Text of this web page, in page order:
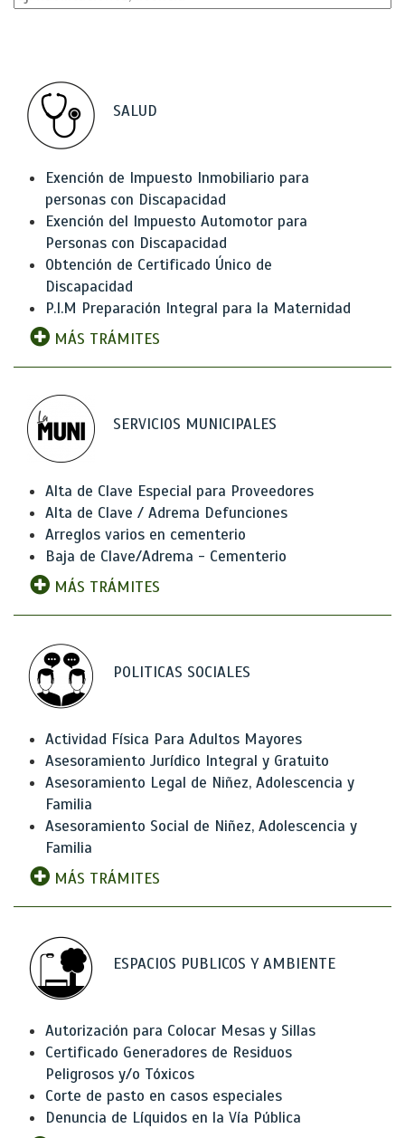
SALUD
Exención de Impuesto Inmobiliario para
personas con Discapacidad
Exención del Impuesto Automotor para
Personas con Discapacidad
Obtención de Certificado Único de
Discapacidad
P.I.M Preparación Integral para la Maternidad
MÁS TRÁMITES
SERVICIOS MUNICIPALES
Alta de Clave Especial para Proveedores
Alta de Clave / Adrema Defunciones
Arreglos varios en cementerio
Baja de Clave/Adrema - Cementerio
MÁS TRÁMITES
POLITICAS SOCIALES
Actividad Física Para Adultos Mayores
Asesoramiento Jurídico Integral y Gratuito
Asesoramiento Legal de Niñez, Adolescencia y
Familia
Asesoramiento Social de Niñez, Adolescencia y
Familia
MÁS TRÁMITES
ESPACIOS PUBLICOS Y AMBIENTE
Autorización para Colocar Mesas y Sillas
Certificado Generadores de Residuos
Peligrosos y/o Tóxicos
Corte de pasto en casos especiales
Denuncia de Líquidos en la Vía Pública